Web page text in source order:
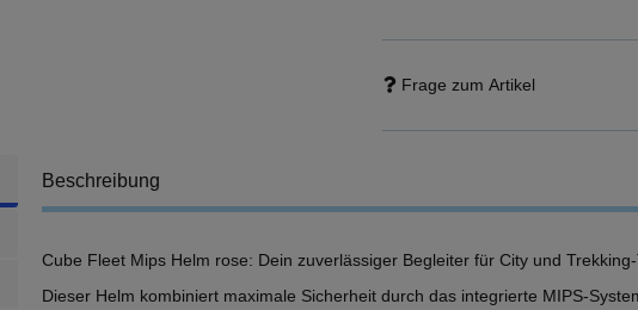
Frage zum Artikel
Beschreibung
Cube Fleet Mips Helm rose: Dein zuverlässiger Begleiter für City und
Dieser Helm kombiniert maximale Sicherheit durch das integrierte MIPS-